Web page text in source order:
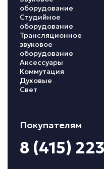
оборудование
Студийное
оборудование
Трансляционное
звуковое
оборудование
Аксессуары
Коммутация
Духовые
Свет
Покупателям
8 (415)